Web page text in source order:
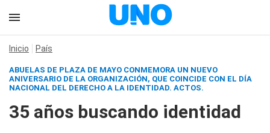
Inicio País
ABUELAS DE PLAZA DE MAYO CONMEMORA UN NUEVO
ANIVERSARIO DE LA ORGANIZACIÓN, QUE COINCIDE CON EL DÍA
NACIONAL DEL DERECHO A LA IDENTIDAD. ACTOS.
35 años buscando identidad